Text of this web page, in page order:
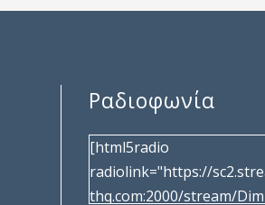
Ραδιοφωνία
[html5radio
radiolink="https://
thq.com:2000/stream/